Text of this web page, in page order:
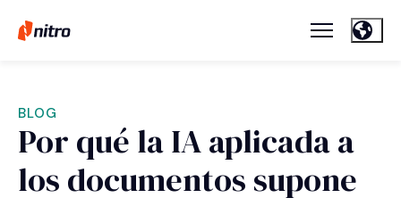
BLOG
Por qué la IA aplicada a
los documentos supone